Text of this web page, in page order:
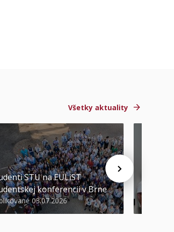
Všetky aktuality
STU na EULiST
konferencii v Brne
03.07.2026